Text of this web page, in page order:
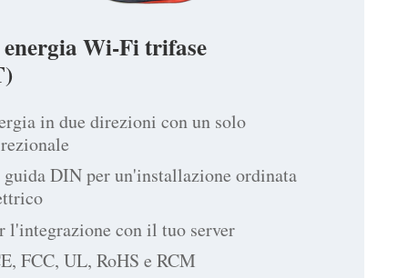
Wi-Fi trifase
in due direzioni con un solo
DIN per un'installazione ordinata
l'integrazione con il tuo server
FCC, UL, RoHS e RCM